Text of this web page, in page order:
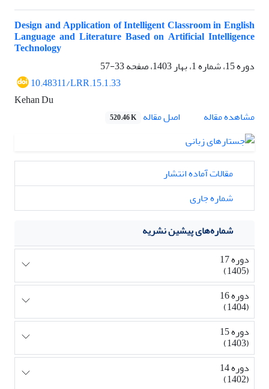
Design and Application of Intelligent Classroom in English
Language and Literature Based on Artificial Intelligence
Technology
دوره 15، شماره 1، بهار 1403، صفحه
33-57
10.48311/LRR.15.1.33
Kehan Du
مشاهده مقاله
اصل مقاله 520.46 K
مقالات آماده انتشار
شماره جاری
شماره‌های پیشین نشریه
دوره 17
(1405)
دوره 16
(1404)
دوره 15
(1403)
دوره 14
(1402)